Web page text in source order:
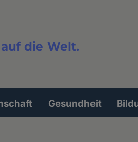
die Welt.
Gesundheit